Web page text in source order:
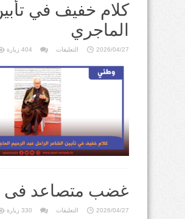
كلام خفيف في
الماجري
2026/04/27 التعليقات على
في
تأبين
الشاعر
الراحل
عبد
الرحيم
الماجري
مغلقة
404 زيارة
غضب متصاعد فى
2026/04/27 التعليقات على
330 زيارة